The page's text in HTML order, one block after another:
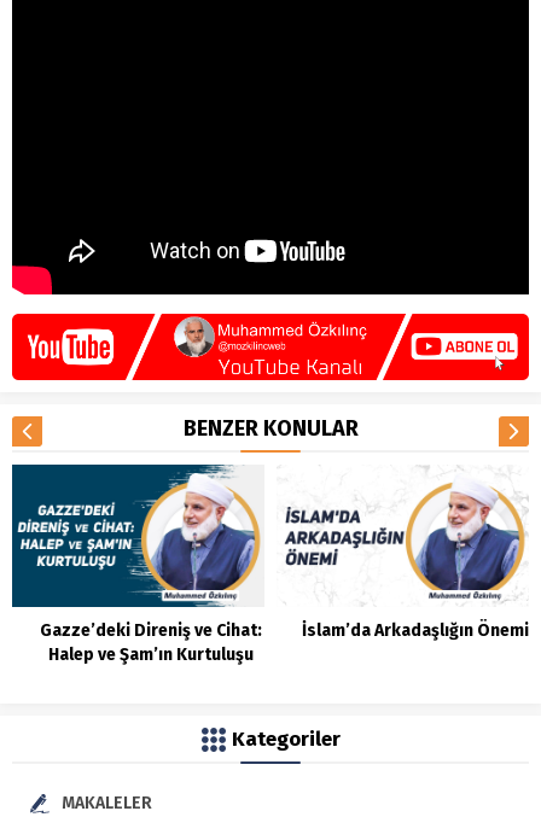
BENZER KONULAR
Gazze’deki Direniş ve Cihat:
Halep ve Şam’ın Kurtuluşu
İslam’da Arkadaşlığın Önemi
Kategoriler
MAKALELER